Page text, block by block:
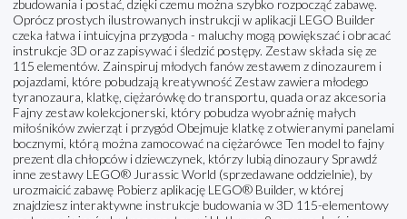
zbudowania i postać, dzięki czemu można szybko rozpocząć zabawę.
Oprócz prostych ilustrowanych instrukcji w aplikacji LEGO Builder
czeka łatwa i intuicyjna przygoda - maluchy mogą powiększać i obracać
instrukcje 3D oraz zapisywać i śledzić postępy. Zestaw składa się ze
115 elementów. Zainspiruj młodych fanów zestawem z dinozaurem i
pojazdami, które pobudzają kreatywność Zestaw zawiera młodego
tyranozaura, klatkę, ciężarówkę do transportu, quada oraz akcesoria
Fajny zestaw kolekcjonerski, który pobudza wyobraźnię małych
miłośników zwierząt i przygód Obejmuje klatkę z otwieranymi panelami
bocznymi, którą można zamocować na ciężarówce Ten model to fajny
prezent dla chłopców i dziewczynek, którzy lubią dinozaury Sprawdź
inne zestawy LEGO® Jurassic World (sprzedawane oddzielnie), by
urozmaicić zabawę Pobierz aplikację LEGO® Builder, w której
znajdziesz interaktywne instrukcje budowania w 3D 115-elementowy